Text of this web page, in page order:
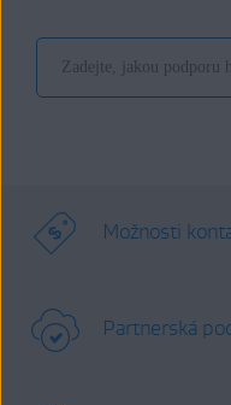
Možnosti
Partnerská